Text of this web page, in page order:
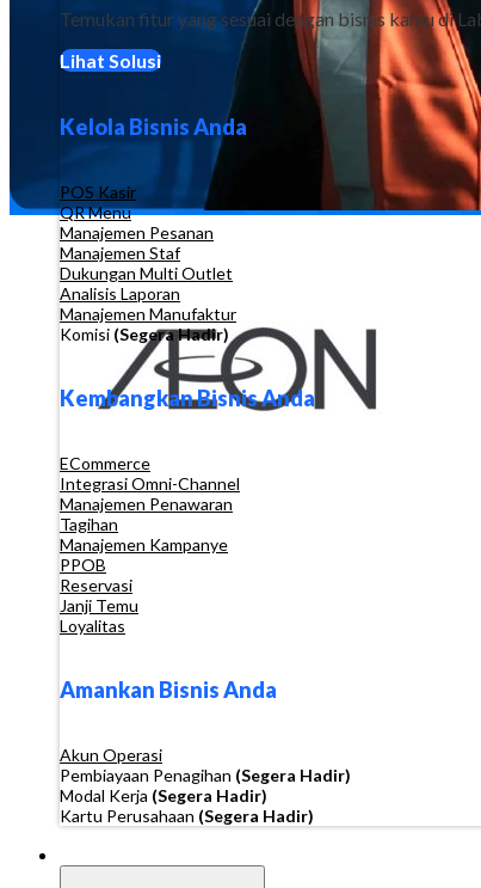
Temukan fitur yang sesuai dengan bisnis kamu di
Lihat Solusi
Kelola Bisnis Anda
POS Kasir
QR Menu
Manajemen Pesanan
Manajemen Staf
Dukungan Multi Outlet
Analisis Laporan
Manajemen Manufaktur
Komisi (Segera Hadir)
Kembangkan Bisnis Anda
ECommerce
Integrasi Omni-Channel
Manajemen Penawaran
Tagihan
Manajemen Kampanye
PPOB
Reservasi
Janji Temu
Loyalitas
Amankan Bisnis Anda
Akun Operasi
Pembiayaan Penagihan (Segera Hadir)
Modal Kerja (Segera Hadir)
Kartu Perusahaan (Segera Hadir)